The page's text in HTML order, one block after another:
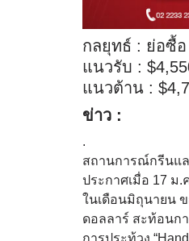
กลยุทธ์ : ย่อซื้อ
แนวรับ :
แนวต้าน :
ข่าว :
.
สถานการณ์กรีนแล
ประกาศเมื่อ 17 ม.
ในเดือนมิถุนายน
ดอลลาร์ สะท้อนก